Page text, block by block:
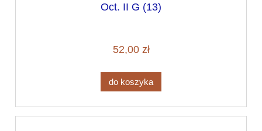
Oct. II G (13)
52,00 zł
do koszyka